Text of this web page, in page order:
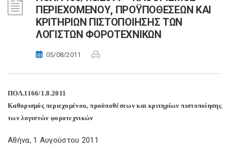
ΠΕΡΙΕΧΟΜΕΝΟΥ, ΠΡΟΫΠΟΘΕΣΕΩΝ ΚΑΙ
ΚΡΙΤΗΡΙΩΝ ΠΙΣΤΟΠΟΙΗΣΗΣ ΤΩΝ
ΛΟΓΙΣΤΩΝ ΦΟΡΟΤΕΧΝΙΚΩΝ
05/08/2011
ΠΟΛ.1166/1.8.2011
Καθορισμός περιεχομένου, προϋποθέσεων και κριτηρίων πιστοποίησης
των λογιστών φοροτεχνικών
Αθήνα, 1 Αυγούστου 2011